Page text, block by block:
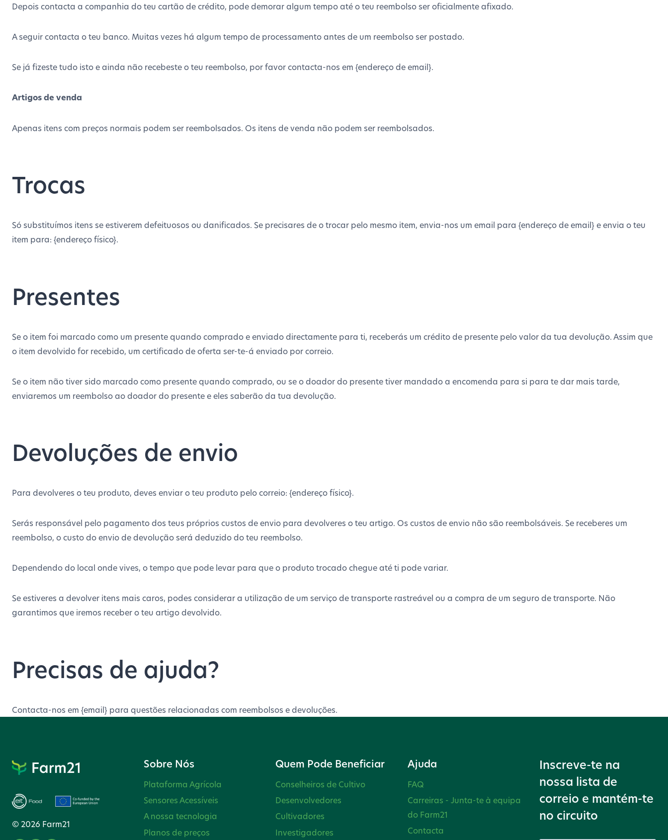
Depois contacta a companhia do teu cartão de crédito, pode demorar algum tempo até o teu reembolso ser oficialmente afixado.
A seguir contacta o teu banco. Muitas vezes há algum tempo de processamento antes de um reembolso ser postado.
Se já fizeste tudo isto e ainda não recebeste o teu reembolso, por favor contacta-nos em {endereço de email}.
Artigos de venda
Apenas itens com preços normais podem ser reembolsados. Os itens de venda não podem ser reembolsados.
Trocas
Só substituímos itens se estiverem defeituosos ou danificados. Se precisares de o trocar pelo mesmo item, envia-nos um email para {endereço de email} e envia o teu
item para: {endereço físico}.
Presentes
Se o item foi marcado como um presente quando comprado e enviado directamente para ti, receberás um crédito de presente pelo valor da tua devolução. Assim que
o item devolvido for recebido, um certificado de oferta ser-te-á enviado por correio.
Se o item não tiver sido marcado como presente quando comprado, ou se o doador do presente tiver mandado a encomenda para si para te dar mais tarde,
enviaremos um reembolso ao doador do presente e eles saberão da tua devolução.
Devoluções de envio
Para devolveres o teu produto, deves enviar o teu produto pelo correio: {endereço físico}.
Serás responsável pelo pagamento dos teus próprios custos de envio para devolveres o teu artigo. Os custos de envio não são reembolsáveis. Se receberes um
reembolso, o custo do envio de devolução será deduzido do teu reembolso.
Dependendo do local onde vives, o tempo que pode levar para que o produto trocado chegue até ti pode variar.
Se estiveres a devolver itens mais caros, podes considerar a utilização de um serviço de transporte rastreável ou a compra de um seguro de transporte. Não
garantimos que iremos receber o teu artigo devolvido.
Precisas de ajuda?
Contacta-nos em {email} para questões relacionadas com reembolsos e devoluções.
© 2026 Farm21
Sobre Nós
Plataforma Agrícola
Sensores Acessíveis
A nossa tecnologia
Planos de preços
Quem Pode Beneficiar
Conselheiros de Cultivo
Desenvolvedores
Cultivadores
Investigadores
Ajuda
FAQ
Carreiras - Junta-te à equipa
do Farm21
Contacta
Inscreve-te na
nossa lista de
correio e mantém-te
no circuito